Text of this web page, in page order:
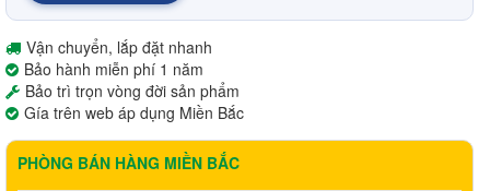
Vận chuyển, lắp đặt nhanh
Bảo hành miễn phí 1 năm
Bảo trì trọn vòng đời sản phẩm
Gía trên web áp dụng Miền Bắc
PHÒNG BÁN HÀNG MIỀN BẮC